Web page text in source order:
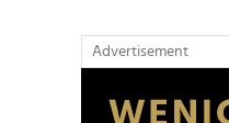
Advertisement